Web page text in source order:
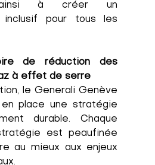
ainsi à créer un
inclusif pour tous les
de réduction des
à effet de serre
le Generali Genève
place une stratégie
durable. Chaque
est peaufinée
au mieux aux enjeux